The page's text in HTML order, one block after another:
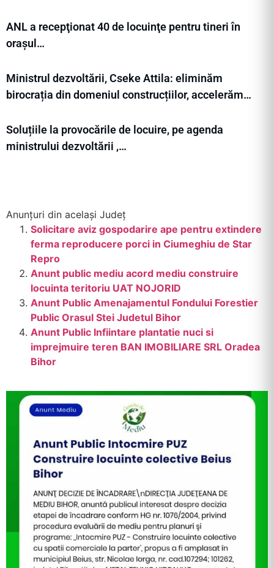
ANL a recepţionat 40 de locuinţe pentru tineri în
orașul…
Ministrul dezvoltării, Cseke Attila: eliminăm
birocrația din domeniul construcțiilor, accelerăm…
Soluțiile la provocările de locuire, pe agenda
ministrului dezvoltării ,…
Anunțuri din același Județ
Solicitare aviz gospodarire ape pentru extindere
ferma reproducere porci in Ciumeghiu de Star
Repro
Anunt public mediu acord mediu construire
locuinta teritoriu UAT NOJORID
Anunt Public Amenajamentul Fondului Forestier
Public Orasul Stei Judetul Bihor
Anunt Public Infiintare plantatie nuci si
imprejmuire teren BAN IMOBILIARE SRL Oradea
Bihor